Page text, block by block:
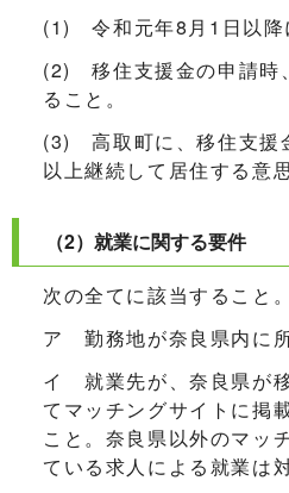
(1) 令和元年8月1日以降
(2) 移住支援金の申請時
ること。
(3) 高取町に、移住支援
以上継続して居住する意
（2）就業に関する要件
次の全てに該当すること。
ア 勤務地が奈良県内に所
イ 就業先が、奈良県が
てマッチングサイトに掲
こと。奈良県以外のマッ
ている求人による就業は